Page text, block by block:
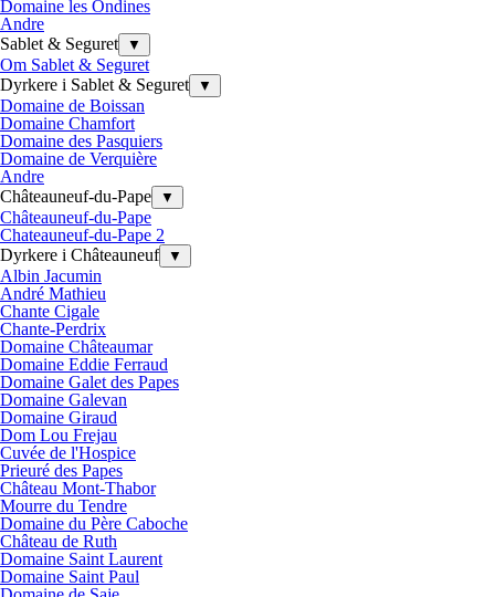
Domaine les Ondines
Andre
Sablet & Seguret
▼
Om Sablet & Seguret
Dyrkere i Sablet & Seguret
▼
Domaine de Boissan
Domaine Chamfort
Domaine des Pasquiers
Domaine de Verquière
Andre
Châteauneuf-du-Pape
▼
Châteauneuf-du-Pape
Chateauneuf-du-Pape 2
Dyrkere i Châteauneuf
▼
Albin Jacumin
André Mathieu
Chante Cigale
Chante-Perdrix
Domaine Châteaumar
Domaine Eddie Ferraud
Domaine Galet des Papes
Domaine Galevan
Domaine Giraud
Dom Lou Frejau
Cuvée de l'Hospice
Prieuré des Papes
Château Mont-Thabor
Mourre du Tendre
Domaine du Père Caboche
Château de Ruth
Domaine Saint Laurent
Domaine Saint Paul